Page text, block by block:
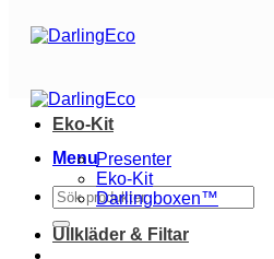
Menu
Sök
efter:
Eko-Kit
Presenter
Eko-Kit
Darlingboxen™
Ullkläder & Filtar